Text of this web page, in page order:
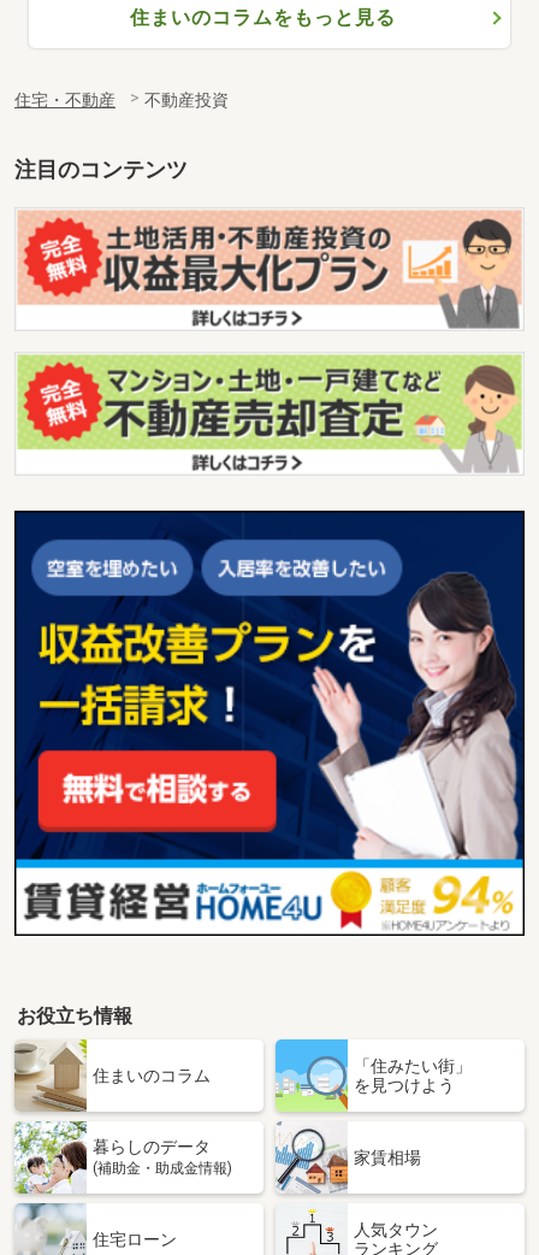
住まいのコラムをもっと見る
住宅・不動産 不動産投資
注目のコンテンツ
お役立ち情報
住まいのコラム
「住みたい街」
を見つけよう
暮らしのデータ
(補助金・助成金情報)
家賃相場
住宅ローン
人気タウン
ランキング